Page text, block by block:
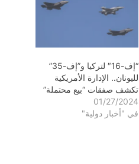
“إف-16″ لتركيا و”إف-35”
لليونان.. الإدارة الأمريكية
تكشف صفقات “بيع محتملة”
01/27/2024
في "أخبار دولية"